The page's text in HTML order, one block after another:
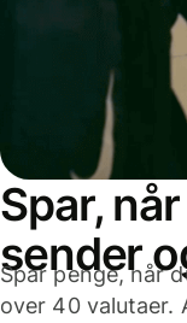
Spar,
sender
Spar penge, når
over 40 valutaer.